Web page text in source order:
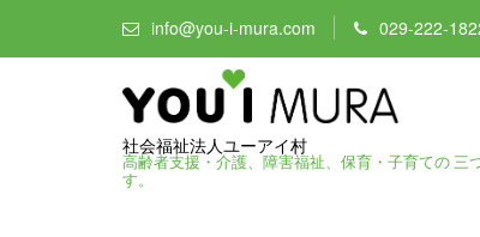
info@you-i-mura.com 029-222-
社会福祉法人ユーアイ村
高齢者支援・介護、障害福祉、保育・子育ての
す。